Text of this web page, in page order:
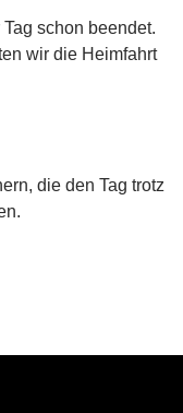
schon beendet.
wir die Heimfahrt
die den Tag trotz